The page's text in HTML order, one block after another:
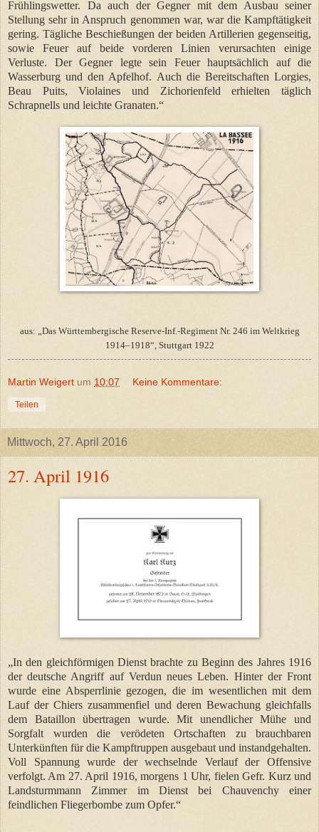
Frühlingswetter. Da auch der Gegner mit dem Ausbau seiner
Stellung sehr in Anspruch genommen war, war die Kampftätigkeit
gering. Tägliche Beschießungen der beiden Artillerien gegenseitig,
sowie Feuer auf beide vorderen Linien verursachten einige
Verluste. Der Gegner legte sein Feuer hauptsächlich auf die
Wasserburg und den Apfelhof. Auch die Bereitschaften Lorgies,
Beau Puits, Violaines und Zichorienfeld erhielten täglich
Schrapnells und leichte Granaten.“
aus: „Das Württembergische Reserve-Inf.-Regiment Nr. 246 im Weltkrieg
1914–1918“, Stuttgart 1922
Martin Weigert um 10:07 Keine Kommentare:
Teilen
Mittwoch, 27. April 2016
27. April 1916
„In den gleichförmigen Dienst brachte zu Beginn des Jahres 1916
der deutsche Angriff auf Verdun neues Leben. Hinter der Front
wurde eine Absperrlinie gezogen, die im wesentlichen mit dem
Lauf der Chiers zusammenfiel und deren Bewachung gleichfalls
dem Bataillon übertragen wurde. Mit unendlicher Mühe und
Sorgfalt wurden die verödeten Ortschaften zu brauchbaren
Unterkünften für die Kampftruppen ausgebaut und instandgehalten.
Voll Spannung wurde der wechselnde Verlauf der Offensive
verfolgt. Am 27. April 1916, morgens 1 Uhr, fielen Gefr. Kurz und
Landsturmmann Zimmer im Dienst bei Chauvenchy einer
feindlichen Fliegerbombe zum Opfer.“